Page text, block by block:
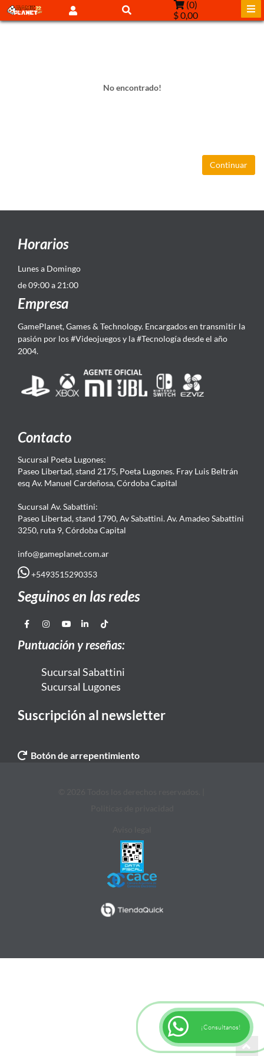
(0)
$ 0,00
No encontrado!
Continuar
Horarios
Lunes a Domingo
de 09:00 a 21:00
Empresa
GamePlanet, Games & Technology. Encargados en transmitir la
pasión por los #Videojuegos y la #Tecnología desde el año
2004.
Contacto
Sucursal Poeta Lugones:
Paseo Libertad, stand 2175, Poeta Lugones. Fray Luis Beltrán
esq Av. Manuel Cardeñosa, Córdoba Capital
Sucursal Av. Sabattini:
Paseo Libertad, stand 1790, Av Sabattini. Av. Amadeo Sabattini
3250, ruta 9, Córdoba Capital
info@gameplanet.com.ar
+5493515290353
Seguinos en las redes
Puntuación y reseñas:
Sucursal Sabattini
Sucursal Lugones
Suscripción al newsletter
Botón de arrepentimiento
¡Consultanos!